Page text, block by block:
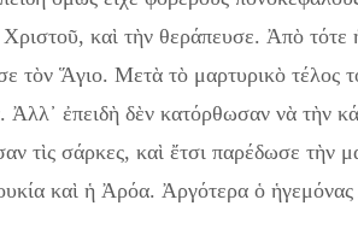
Χριστοῦ, καὶ τὴν θεράπευσε. Ἀπὸ
τὸν Ἅγιο. Μετὰ τὸ μαρτυρικὸ τέλος
Ἀλλ᾿ ἐπειδὴ δὲν κατόρθωσαν νὰ τὴν
τὶς σάρκες, καὶ ἔτσι παρέδωσε
καὶ ἡ Ἀρόα. Ἀργότερα ὁ ἡγεμόνας